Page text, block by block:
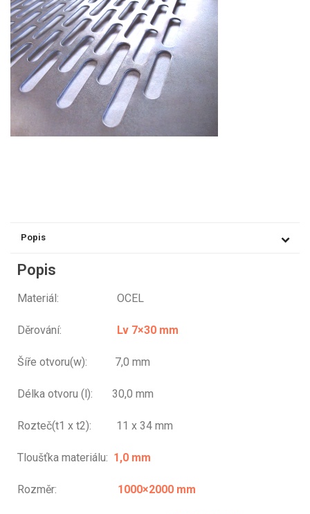
Popis
Popis
Materiál: OCEL
Děrování: Lv 7×30 mm
Šíře otvoru(w): 7,0 mm
Délka otvoru (l): 30,0 mm
Rozteč(t1 x t2): 11 x 34 mm
Tloušťka materiálu: 1,0 mm
Rozměr: 1000×2000 mm